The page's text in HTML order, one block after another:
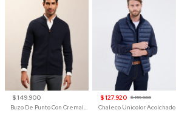
$ 149.900
Buzo De Punto Con Cremallera Para Hombre
$ 127.920 $ 159.900
Chaleco Unicolor Acolchado